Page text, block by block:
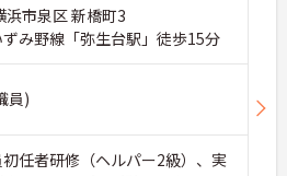
浜市泉区 新橋町3
み野線「弥生台駅」徒歩15分
員)
任者研修（ヘルパー2級）、実